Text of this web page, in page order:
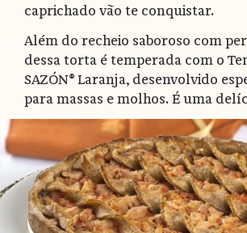
caprichado vão te conquistar.
Além do recheio saboroso com
dessa torta é temperada com o
SAZÓN® Laranja, desenvolvido
para massas e molhos. É uma